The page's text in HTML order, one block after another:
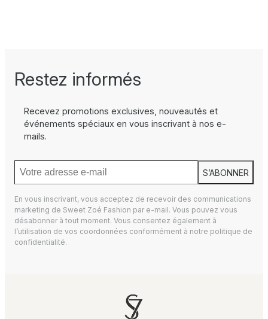
Restez informés
Recevez promotions exclusives, nouveautés et
événements spéciaux en vous inscrivant à nos e-
mails.
S’ABONNER
En vous inscrivant, vous acceptez de recevoir des communications
marketing de Sweet Zoé Fashion par e-mail. Vous pouvez vous
désabonner à tout moment. Vous consentez également à
l’utilisation de vos coordonnées conformément à notre politique de
confidentialité.